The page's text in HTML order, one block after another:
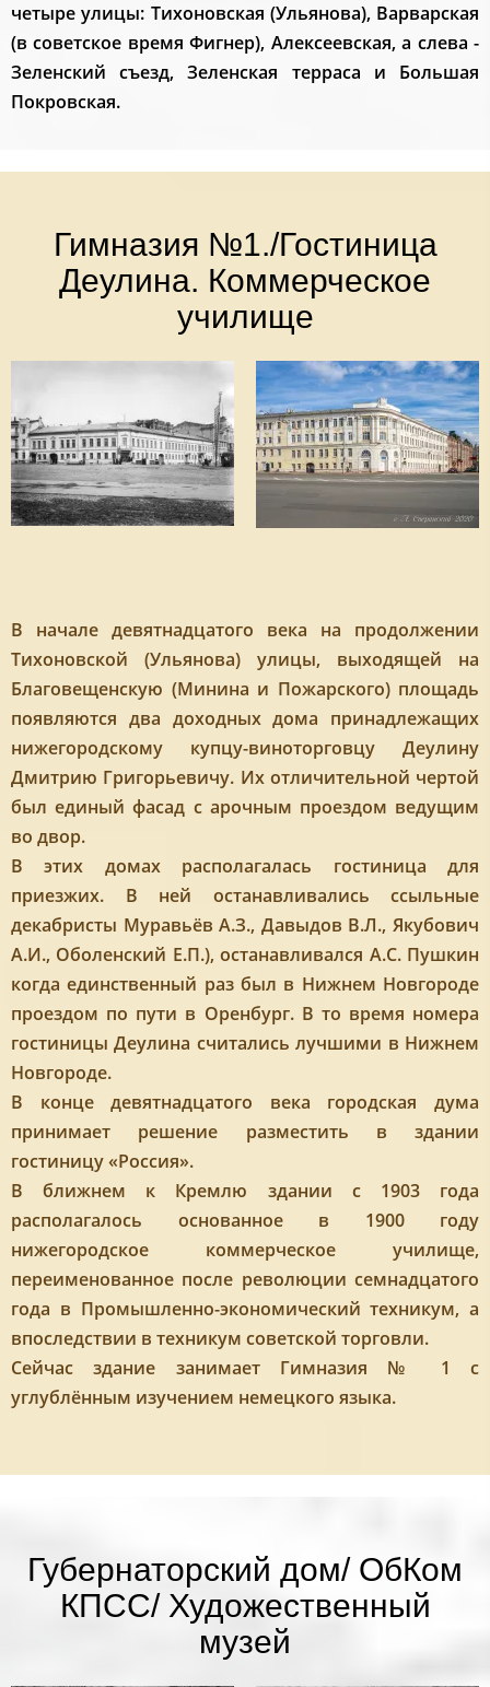
четыре улицы: Тихоновская (Ульянова), Варварская
(в советское время Фигнер), Алексеевская, а слева -
Зеленский съезд, Зеленская терраса и Большая
Покровская.
Гимназия №1./Гостиница
Деулина. Коммерческое
училище
В начале девятнадцатого века на продолжении
Тихоновской (Ульянова) улицы, выходящей на
Благовещенскую (Минина и Пожарского) площадь
появляются два доходных дома принадлежащих
нижегородскому купцу-виноторговцу Деулину
Дмитрию Григорьевичу. Их отличительной чертой
был единый фасад с арочным проездом ведущим
во двор.
В этих домах располагалась гостиница для
приезжих. В ней останавливались ссыльные
декабристы Муравьёв А.З., Давыдов В.Л., Якубович
А.И., Оболенский Е.П.), останавливался А.С. Пушкин
когда единственный раз был в Нижнем Новгороде
проездом по пути в Оренбург. В то время номера
гостиницы Деулина считались лучшими в Нижнем
Новгороде.
В конце девятнадцатого века городская дума
принимает решение разместить в здании
гостиницу «Россия».
В ближнем к Кремлю здании с 1903 года
располагалось основанное в 1900 году
нижегородское коммерческое училище,
переименованное после революции семнадцатого
года в Промышленно-экономический техникум, а
впоследствии в техникум советской торговли.
Сейчас здание занимает Гимназия № 1 с
углублённым изучением немецкого языка.
Губернаторский дом/ ОбКом
КПСС/ Художественный
музей